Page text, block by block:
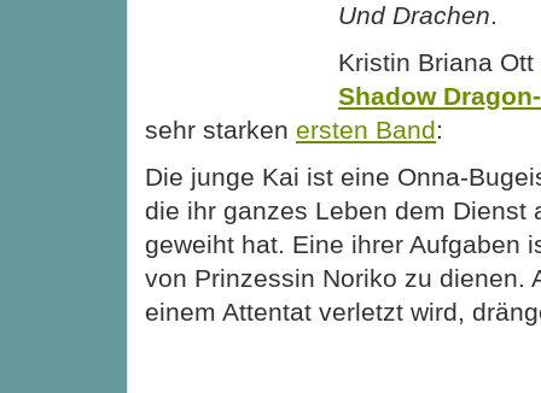
Und Drachen.
Kristin Briana
Shadow
sehr starken ersten Band:
Die junge Kai ist eine Onna-
die ihr ganzes Leben dem Dienst
geweiht hat. Eine ihrer Aufgaben
von Prinzessin Noriko zu dienen.
einem Attentat verletzt wird,